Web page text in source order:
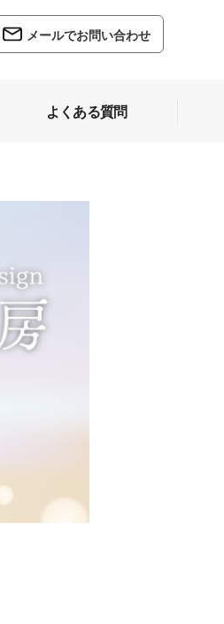
メールでお問い合わせ
よくある質問